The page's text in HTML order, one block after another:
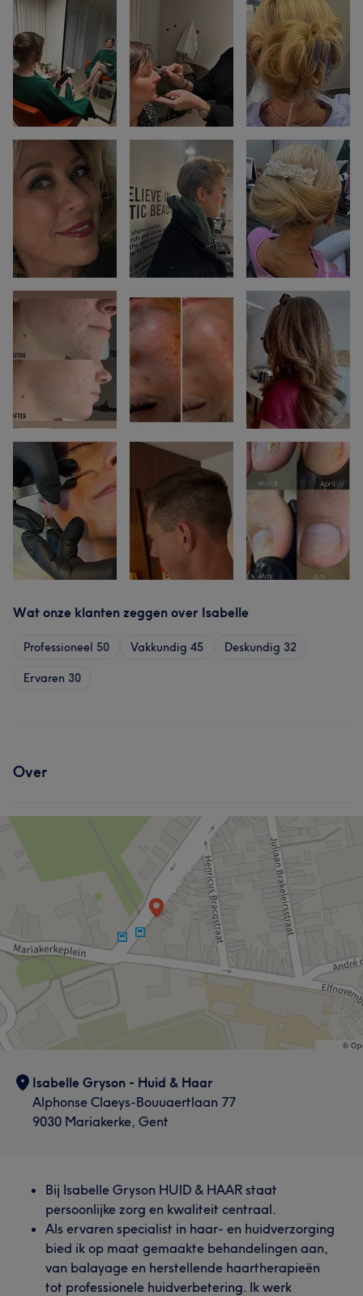
Wat onze klanten zeggen over Isabelle
Professioneel 50 Vakkundig 45 Deskundig 32
Ervaren 30
Over
Isabelle Gryson - Huid & Haar
Alphonse Claeys-Bouuaertlaan 77
9030 Mariakerke, Gent
Bij Isabelle Gryson HUID & HAAR staat
persoonlijke zorg en kwaliteit centraal.
Als ervaren specialist in haar- en huidverzorging
bied ik op maat gemaakte behandelingen aan,
van balayage en herstellende haartherapieën
tot professionele huidverbetering. Ik werk